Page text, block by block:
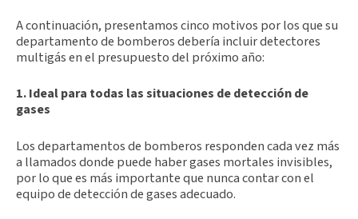
A continuación, presentamos cinco motivos por los que su
departamento de bomberos debería incluir detectores
multigás en el presupuesto del próximo año:
1. Ideal para todas las situaciones de detección de
gases
Los departamentos de bomberos responden cada vez más
a llamados donde puede haber gases mortales invisibles,
por lo que es más importante que nunca contar con el
equipo de detección de gases adecuado.